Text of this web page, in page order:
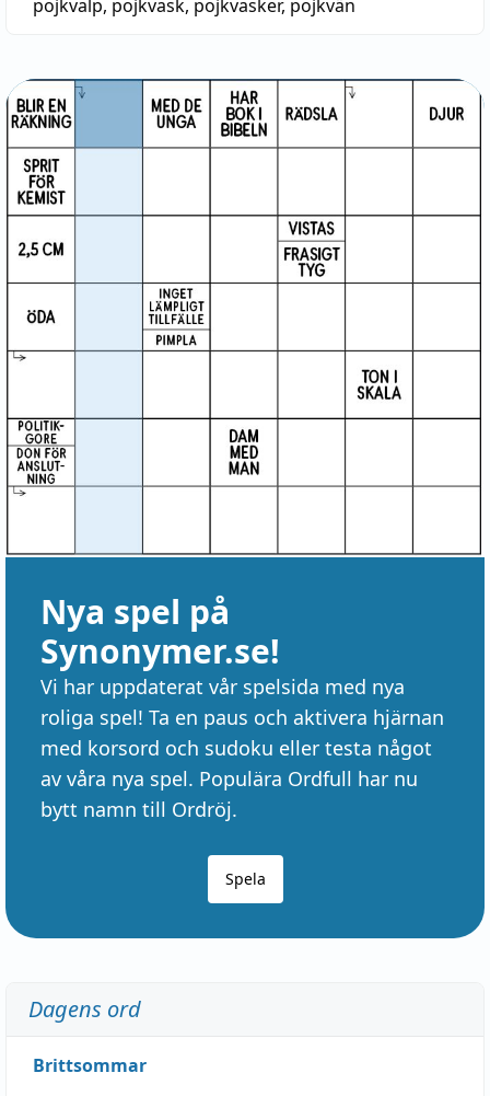
pojkvalp, pojkvask, pojkvasker, pojkvän
Nya spel på
Synonymer.se!
Vi har uppdaterat vår spelsida med nya
roliga spel! Ta en paus och aktivera hjärnan
med korsord och sudoku eller testa något
av våra nya spel. Populära Ordfull har nu
bytt namn till Ordröj.
Spela
Dagens ord
Brittsommar